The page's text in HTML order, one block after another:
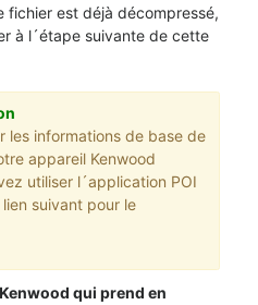
fichier est déjà décompressé,
à l´étape suivante de cette
les informations de base de
appareil Kenwood
utiliser l´application POI
suivant pour le
qui prend en